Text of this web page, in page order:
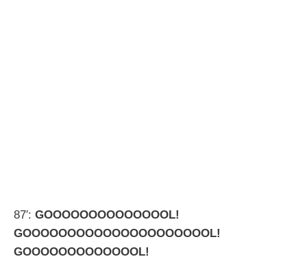
87′: GOOOOOOOOOOOOOOL!
GOOOOOOOOOOOOOOOOOOOOOL!
GOOOOOOOOOOOOOL!